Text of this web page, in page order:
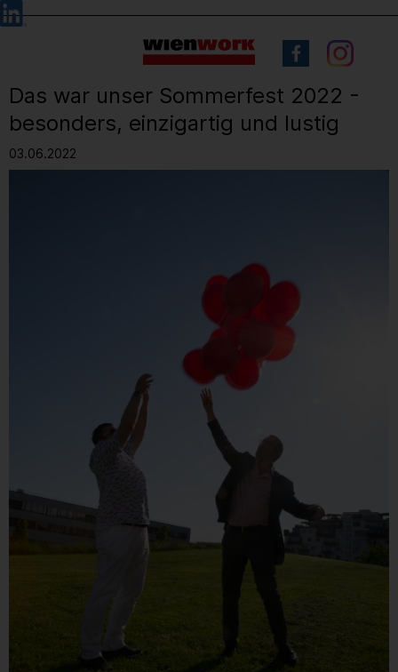
Barrierefreie
Bedienung
Sprachauswahl
Das war unser Sommerfest 2022 -
besonders, einzigartig und lustig
03.06.2022